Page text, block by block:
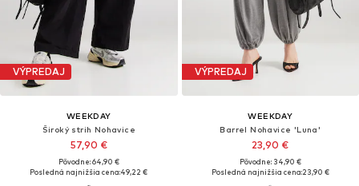
VÝPREDAJ
WEEKDAY
Široký strih Nohavice
57,90 €
Pôvodne: 64,90 €
Posledná najnižšia cena:49,22 €
VÝPREDAJ
WEEKDAY
Barrel Nohavice 'Luna'
23,90 €
Pôvodne: 34,90 €
Posledná najnižšia cena:23,90 €